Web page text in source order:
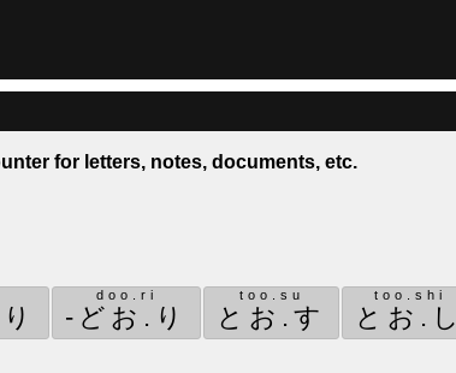
for letters, notes, documents, etc.
-どお.り
doo.ri
とお.す
too.su
とお.し
too.shi